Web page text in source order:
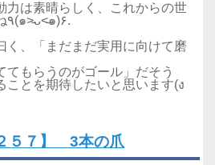
力は素晴らしく、これからの世
の中の大きな力ですね٩(๑˃̵ᴗ˂̵๑)۶.
く、「まだまだ実用に向けて磨
てもらうのがゴール」だそう
ことを期待したいと思います(ง
５７】 3本の爪